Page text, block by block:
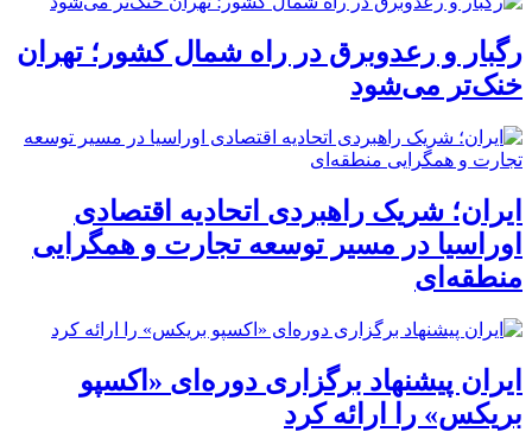
رگبار و رعدوبرق در راه شمال کشور؛ تهران
خنک‌تر می‌شود
ایران؛ شریک راهبردی اتحادیه اقتصادی
اوراسیا در مسیر توسعه تجارت و همگرایی
منطقه‌ای
ایران پیشنهاد برگزاری دوره‌ای «اکسپو
بریکس» را ارائه کرد